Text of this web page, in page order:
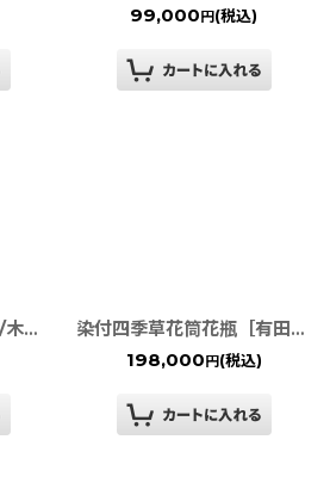
99,000 円 (税込)
瑠璃水滴丸花瓶 木箱付/木札付［有田焼 真右ェ門窯］ 染付四季草花筒花瓶［有田焼 福泉窯］
198,000 円(税込)